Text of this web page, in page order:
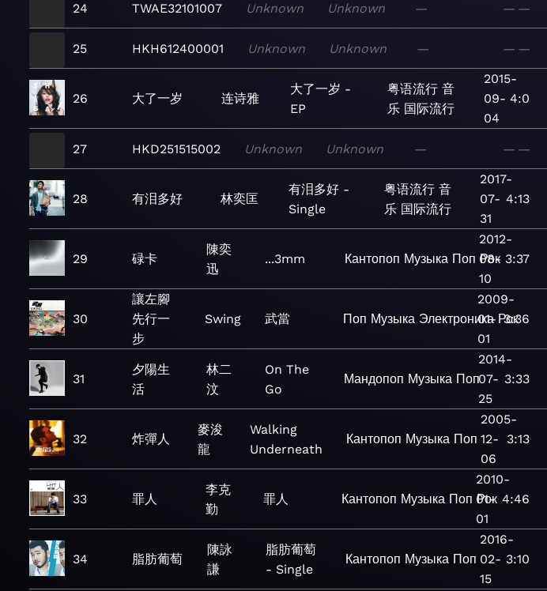
24 TWAE32101007 Unknown Unknown — — —
25 HKH612400001 Unknown Unknown — — —
26 大了一岁 连诗雅
大了一岁 -
EP
粤语流行 音
乐 国际流行
2015-
09-
04
4:0
27 HKD251515002 Unknown Unknown — — —
28 有泪多好 林奕匡
有泪多好 -
Single
粤语流行 音
乐 国际流行
2017-
07-
31
4:13
29 碌卡
陳奕
迅
...3mm Кантопоп Музыка Поп Рок
2012-
08-
10
3:37
30
讓左腳
先行一
步
Swing 武當 Поп Музыка Электроника Рок
2009-
01-
01
3:36
31
夕陽生
活
林二
汶
On The
Go
Мандопоп Музыка Поп
2014-
07-
25
3:33
32 炸彈人
麥浚
龍
Walking
Underneath
Кантопоп Музыка Поп
2005-
12-
06
3:13
33 罪人
李克
勤
罪人 Кантопоп Музыка Поп Рок
2010-
01-
01
4:46
34 脂肪葡萄
陳詠
謙
脂肪葡萄
- Single
Кантопоп Музыка Поп
2016-
02-
15
3:10